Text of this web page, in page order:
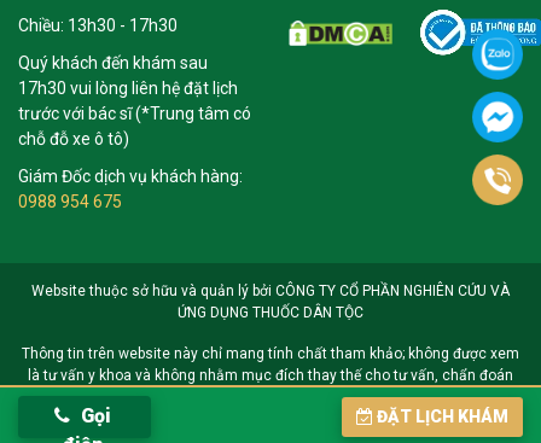
Chiều: 13h30 - 17h30
Quý khách đến khám sau
17h30 vui lòng liên hệ đặt lịch
trước với bác sĩ (*Trung tâm có
chỗ đỗ xe ô tô)
Giám Đốc dịch vụ khách hàng:
0988 954 675
Website thuộc sở hữu và quản lý bởi CÔNG TY CỔ PHẦN NGHIÊN CỨU VÀ
ỨNG DỤNG THUỐC DÂN TỘC
Thông tin trên website này chỉ mang tính chất tham khảo; không được xem
là tư vấn y khoa và không nhằm mục đích thay thế cho tư vấn, chẩn đoán
hoặc điều trị từ nhân viên y tế. Khi có vấn đề về sức khỏe hoặc cần hỗ trợ
cấp cứu người đọc cần liên hệ bác sĩ và cơ sở y tế gần nhất
Gọi
ĐẶT LỊCH KHÁM